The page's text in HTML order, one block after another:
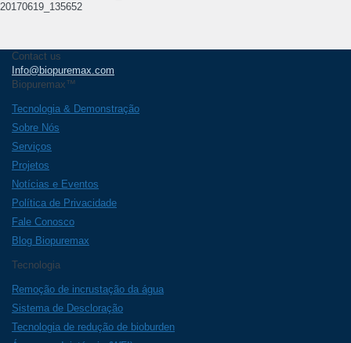
20170619_135652
Contact us
Info@biopuremax.com
Biopuremax™
Tecnologia & Demonstração
Sobre Nós
Serviços
Projetos
Notícias e Eventos
Política de Privacidade
Fale Conosco
Blog Biopuremax
Tecnologia
Remoção de incrustação da água
Sistema de Descloração
Tecnologia de redução de bioburden